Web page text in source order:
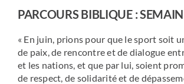
PARCOURS BIBLIQUE :
« En juin, prions pour que le sport soit
de paix, de rencontre et de dialogue
et les nations, et que par lui, soient
de respect, de solidarité et de